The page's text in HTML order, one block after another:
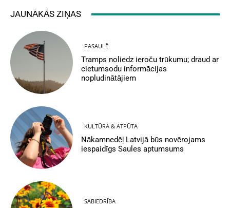
JAUNĀKĀS ZIŅAS
PASAULĒ
Tramps noliedz ieroču trūkumu; draud ar
cietumsodu informācijas
nopludinātājiem
KULTŪRA & ATPŪTA
Nākamnedēļ Latvijā būs novērojams
iespaidīgs Saules aptumsums
SABIEDRĪBA